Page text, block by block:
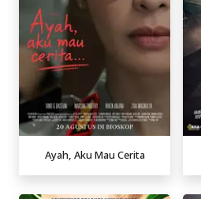
Ayah, Aku Mau Cerita